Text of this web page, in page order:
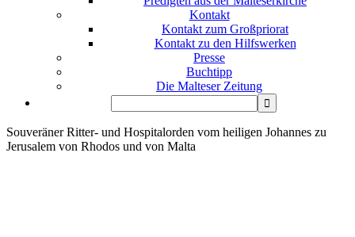
Kontakt
Kontakt zum Großpriorat
Kontakt zu den Hilfswerken
Presse
Buchtipp
Die Malteser Zeitung
Souveräner Ritter- und Hospitalorden vom heiligen Johannes zu
Jerusalem von Rhodos und von Malta